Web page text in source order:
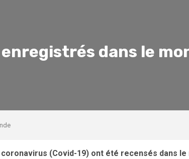
dans le
(Covid-19) ont été recensés dans le